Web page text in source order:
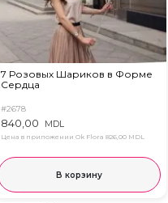
7 Розовых Шариков в Форме
Сердца
#2678
840,00 MDL
Цена в приложении Ok Flora 826,00 MDL
В корзину